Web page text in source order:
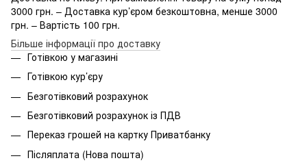
3000 грн. – Доставка кур’єром безкоштовна, менше 3000
грн. – Вартість 100 грн.
Більше інформації про доставку
Готівкою у магазині
Готівкою кур’єру
Безготівковий розрахунок
Безготівковий розрахунок із ПДВ
Переказ грошей на картку Приватбанку
Післяплата (Нова пошта)